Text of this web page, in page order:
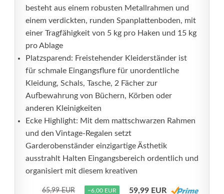
besteht aus einem robusten Metallrahmen und
einem verdickten, runden Spanplattenboden, mit
einer Tragfähigkeit von 5 kg pro Haken und 15 kg
pro Ablage
Platzsparend: Freistehender Kleiderständer ist
für schmale Eingangsflure für unordentliche
Kleidung, Schals, Tasche, 2 Fächer zur
Aufbewahrung von Büchern, Körben oder
anderen Kleinigkeiten
Ecke Highlight: Mit dem mattschwarzen Rahmen
und den Vintage-Regalen setzt
Garderobenständer einzigartige Ästhetik
ausstrahlt Halten Eingangsbereich ordentlich und
organisiert mit diesem kreativen
65,99 EUR −6,00 EUR 59,99 EUR